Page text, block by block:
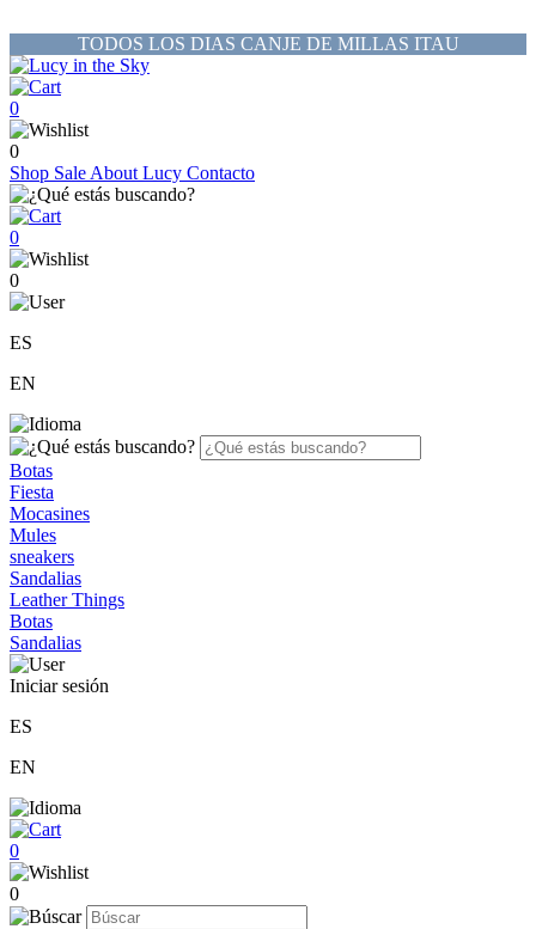
TODOS LOS DIAS CANJE DE MILLAS ITAU
0
0
Shop Sale About Lucy Contacto
0
0
ES
EN
Botas
Fiesta
Mocasines
Mules
sneakers
Sandalias
Leather Things
Botas
Sandalias
Iniciar sesión
ES
EN
0
0